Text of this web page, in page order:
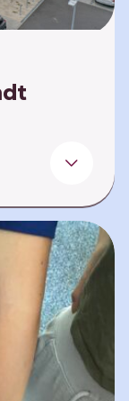
wurde
Agenda
In